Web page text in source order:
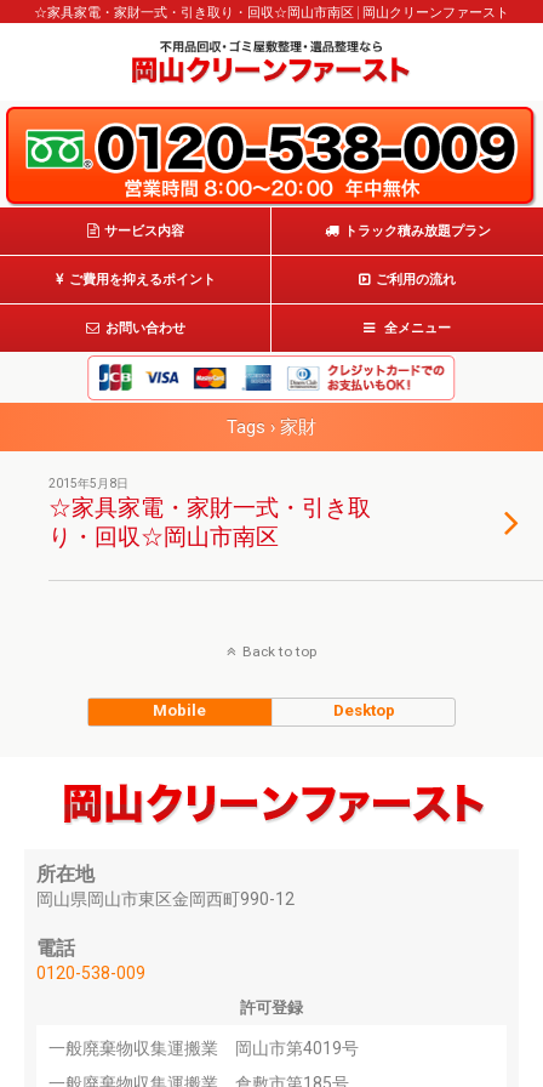
☆家具家電・家財一式・引き取り・回収☆岡山市南区 | 岡山クリーンファースト
サービス内容 トラック積み放題プラン
ご費用を抑えるポイント ご利用の流れ
お問い合わせ 全メニュー
Tags › 家財
2015年5月8日
☆家具家電・家財一式・引き取
り・回収☆岡山市南区
Back to top
Mobile Desktop
所在地
岡山県岡山市東区金岡西町990-12
電話
0120-538-009
許可登録
一般廃棄物収集運搬業 岡山市第4019号
一般廃棄物収集運搬業 倉敷市第185号